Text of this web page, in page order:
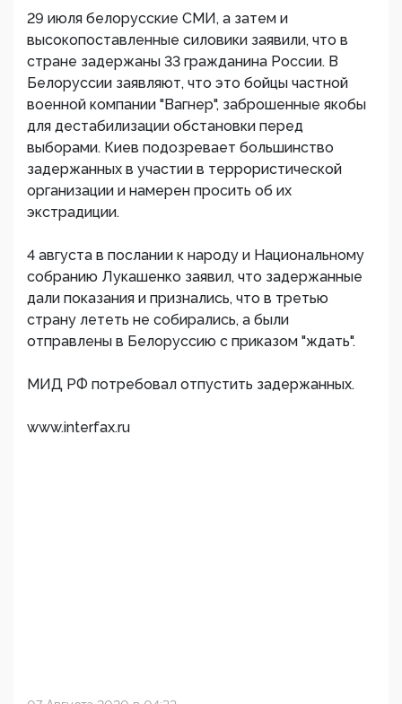
29 июля белорусские СМИ, а затем и
высокопоставленные силовики заявили, что в
стране задержаны 33 гражданина России. В
Белоруссии заявляют, что это бойцы частной
военной компании "Вагнер", заброшенные якобы
для дестабилизации обстановки перед
выборами. Киев подозревает большинство
задержанных в участии в террористической
организации и намерен просить об их
экстрадиции.
4 августа в послании к народу и Национальному
собранию Лукашенко заявил, что задержанные
дали показания и признались, что в третью
страну лететь не собирались, а были
отправлены в Белоруссию с приказом "ждать".
МИД РФ потребовал отпустить задержанных.
www.interfax.ru